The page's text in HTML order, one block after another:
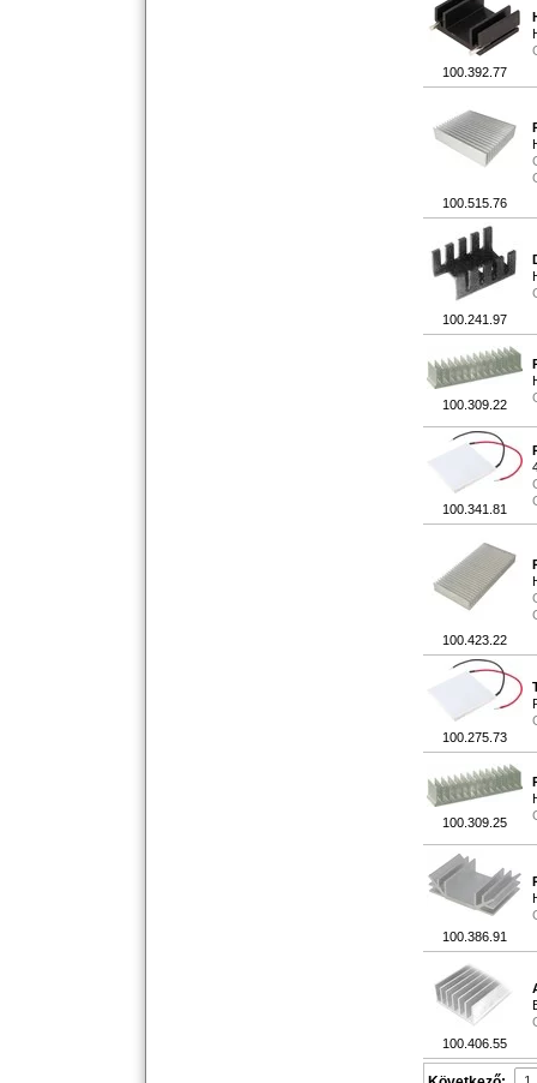
100.392.77
100.515.76
100.241.97
100.309.22
100.341.81
100.423.22
100.275.73
100.309.25
100.386.91
100.406.55